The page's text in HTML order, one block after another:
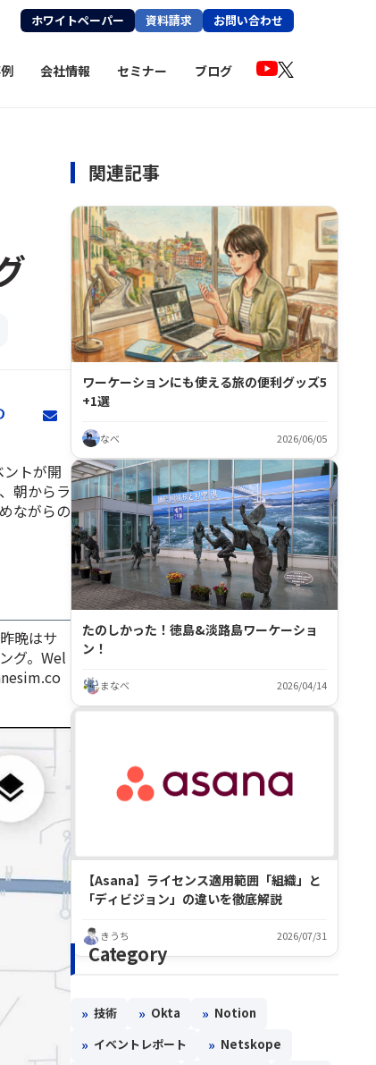
ホワイトペーパー 資料請求 お問い合わせ
会社情報 セミナー ブログ
トが開
朝からラ
ながらの
晩はサ
グ。Wel
関連記事
ワーケーションにも使える旅の便利グッズ5
+1選
なべ 2026/06/05
たのしかった！徳島&淡路島ワーケーショ
ン！
まなべ 2026/04/14
【Asana】ライセンス適用範囲「組織」と
「ディビジョン」の違いを徹底解説
きうち 2026/07/31
Category
» 技術 » Okta » Notion
» イベントレポート » Netskope